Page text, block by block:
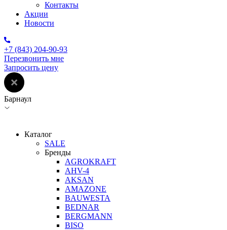
Контакты
Акции
Новости
+7 (843) 204-90-93
Перезвонить мне
Запросить цену
Барнаул
Каталог
SALE
Бренды
AGROKRAFT
AHV-4
AKSAN
AMAZONE
BAUWESTA
BEDNAR
BERGMANN
BISO